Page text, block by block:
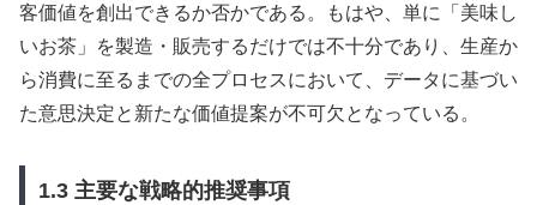
客価値を創出できるか否かである。もはや、単に「美味し
いお茶」を製造・販売するだけでは不十分であり、生産か
ら消費に至るまでの全プロセスにおいて、データに基づい
た意思決定と新たな価値提案が不可欠となっている。
1.3 主要な戦略的推奨事項